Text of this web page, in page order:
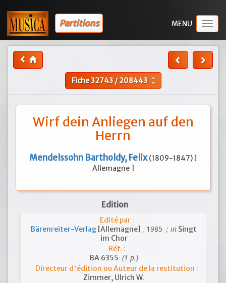
Partitions
Fiche32743/208443 unfold_more
Wirf dein Anliegen auf den
Herrn
Mendelssohn Bartholdy, Felix (1809-1847) [
Allemagne ]
Edition
Edité par :
Bärenreiter-Verlag [Allemagne] , 1985 ; in Singt
im Chor
Réf. :
BA 6355 (1 p.)
Directeur d'édition ou Auteur de la restitution :
Zimmer, Ulrich W.